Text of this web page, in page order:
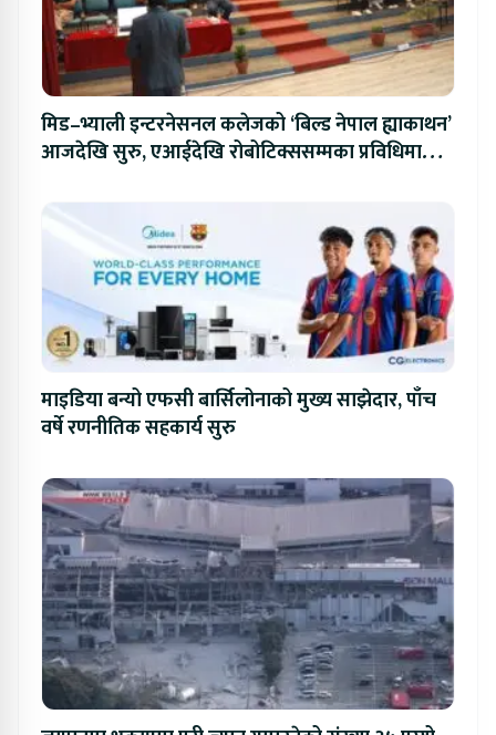
मिड–भ्याली इन्टरनेसनल कलेजको ‘बिल्ड नेपाल ह्याकाथन’
आजदेखि सुरु, एआईदेखि रोबोटिक्ससम्मका प्रविधिमा
माइडिया बन्यो एफसी बार्सिलोनाको मुख्य साझेदार, पाँच
वर्षे रणनीतिक सहकार्य सुरु